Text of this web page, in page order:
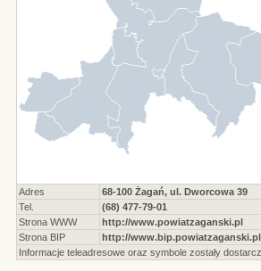
Adres
68-100 Żagań, ul. Dworcowa 39
Tel.
(68) 477-79-01
Strona WWW
http://www.powiatzaganski.pl
Strona BIP
http://www.bip.powiatzaganski.pl
Informacje teleadresowe oraz symbole zostały